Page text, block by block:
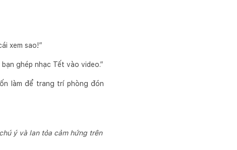
xem sao!”
ghép nhạc Tết vào video.”
làm để trang trí phòng đón
ý và lan tỏa cảm hứng trên